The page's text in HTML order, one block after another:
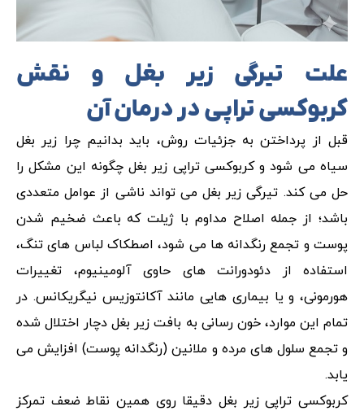
علت تیرگی زیر بغل و نقش
کربوکسی تراپی در درمان آن
قبل از پرداختن به جزئیات روش، باید بدانیم چرا زیر بغل
سیاه می شود و کربوکسی تراپی زیر بغل چگونه این مشکل را
حل می کند. تیرگی زیر بغل می تواند ناشی از عوامل متعددی
باشد؛ از جمله اصلاح مداوم با ژیلت که باعث ضخیم شدن
پوست و تجمع رنگدانه ها می شود، اصطکاک لباس های تنگ،
استفاده از دئودورانت های حاوی آلومینیوم، تغییرات
هورمونی، و یا بیماری هایی مانند آکانتوزیس نیگریکانس. در
تمام این موارد، خون رسانی به بافت زیر بغل دچار اختلال شده
و تجمع سلول های مرده و ملانین (رنگدانه پوست) افزایش می
یابد.
کربوکسی تراپی زیر بغل دقیقا روی همین نقاط ضعف تمرکز